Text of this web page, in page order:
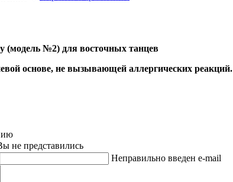
(модель №2) для восточных танцев
основе, не вызывающей аллергических реакций.
не представились
Неправильно введен e-mail